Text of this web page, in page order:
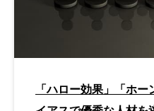
「ハロー効果」「ホ